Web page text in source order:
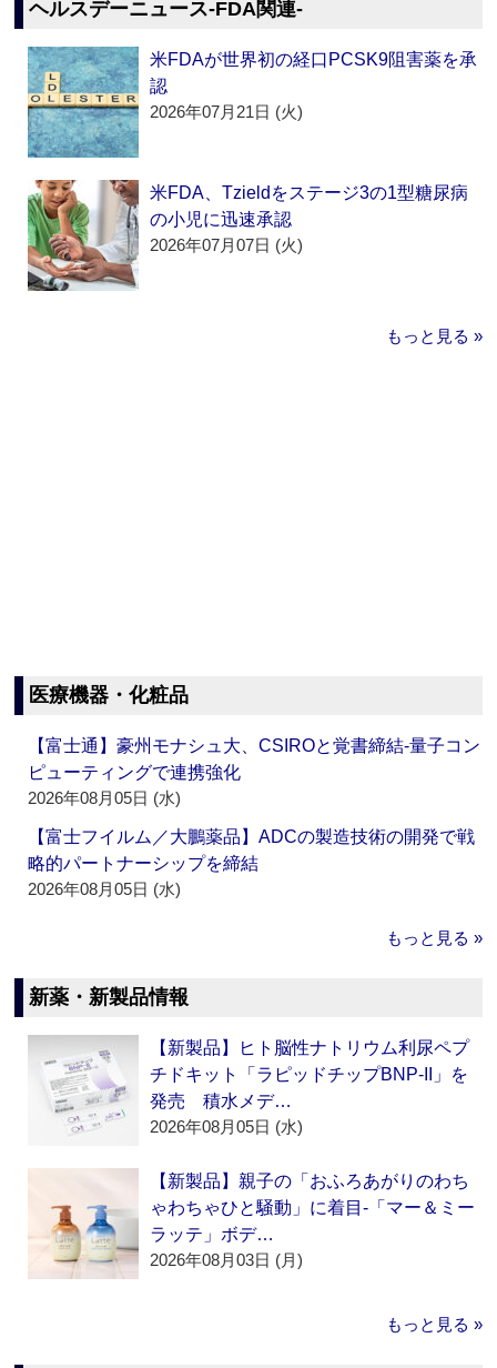
ヘルスデーニュース‐FDA関連‐
米FDAが世界初の経口PCSK9阻害薬を承
認
2026年07月21日 (火)
米FDA、Tzieldをステージ3の1型糖尿病
の小児に迅速承認
2026年07月07日 (火)
もっと見る »
医療機器・化粧品
【富士通】豪州モナシュ大、CSIROと覚書締結‐量子コン
ピューティングで連携強化
2026年08月05日 (水)
【富士フイルム／大鵬薬品】ADCの製造技術の開発で戦
略的パートナーシップを締結
2026年08月05日 (水)
もっと見る »
新薬・新製品情報
【新製品】ヒト脳性ナトリウム利尿ペプ
チドキット「ラピッドチップBNP-II」を
発売 積水メデ…
2026年08月05日 (水)
【新製品】親子の「おふろあがりのわち
ゃわちゃひと騒動」に着目‐「マー＆ミー
ラッテ」ボデ…
2026年08月03日 (月)
もっと見る »